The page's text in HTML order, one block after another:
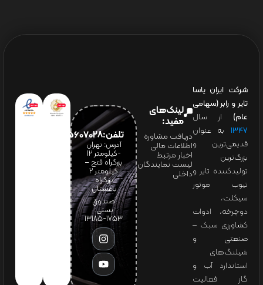
شرکت ایران یاسا
تایر و رابر (سهامی
عام) از سال
۱۳۴۷ به عنوان
قدیمی‌ترین و
بزرگ‌ترین
تولیدکننده تایر و
تیوب موتور
سیکلت،
دوچرخه، ادوات
کشاورزی سبک –
صنعتی و
شیلنگ‌های
استاندارد آب و
گاز فعالیت
لینک‌های
مفید:
دریافت مشاوره
اطلاعات مالی
اخبار مرتبط
لیست نمایندگان
داخلی
تلفن:65607028(021)
آدرس: تهران
-کیلومتر 12
بزرگراه فتح –
کیلومتر ۲
بزرگراه
باغستان
صندوق
پستی:
1753-13185